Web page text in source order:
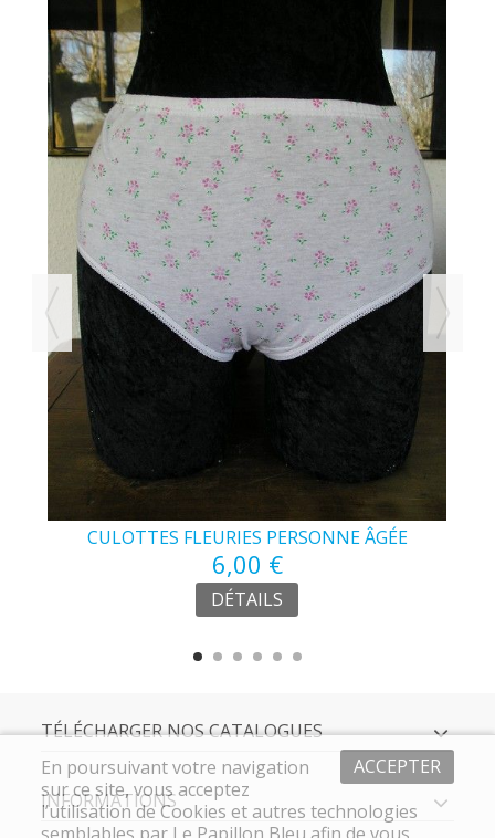
CULOTTES FLEURIES PERSONNE ÂGÉE
6,00 €
DÉTAILS
TÉLÉCHARGER NOS CATALOGUES
INFORMATIONS
ACCEPTER
En poursuivant votre navigation
sur ce site, vous acceptez
l’utilisation de Cookies et autres technologies